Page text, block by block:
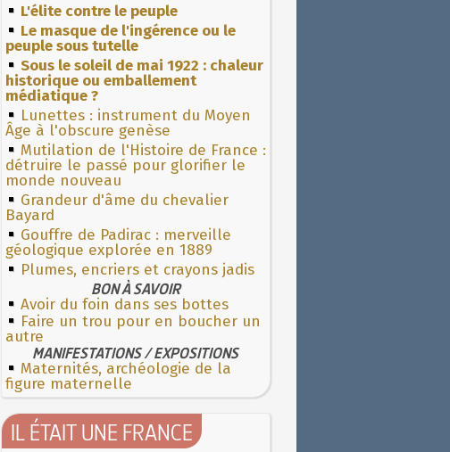
L'élite contre le peuple
Le masque de l'ingérence ou le
peuple sous tutelle
Sous le soleil de mai 1922 : chaleur
historique ou emballement
médiatique ?
Lunettes : instrument du Moyen
Âge à l'obscure genèse
Mutilation de l'Histoire de France :
détruire le passé pour glorifier le
monde nouveau
Grandeur d'âme du chevalier
Bayard
Gouffre de Padirac : merveille
géologique explorée en 1889
Plumes, encriers et crayons jadis
BON À SAVOIR
Avoir du foin dans ses bottes
Faire un trou pour en boucher un
autre
MANIFESTATIONS / EXPOSITIONS
Maternités, archéologie de la
figure maternelle
IL ÉTAIT UNE FRANCE